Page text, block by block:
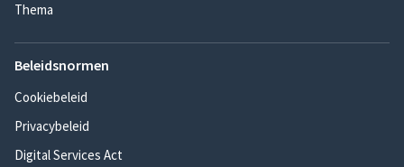
Thema
Beleidsnormen
Cookiebeleid
Privacybeleid
Digital Services Act